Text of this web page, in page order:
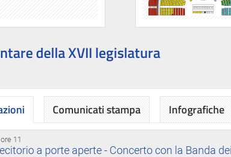
della XVII legislatura
11
a porte aperte - Concerto con la Banda
Comunicati stampa Infografiche